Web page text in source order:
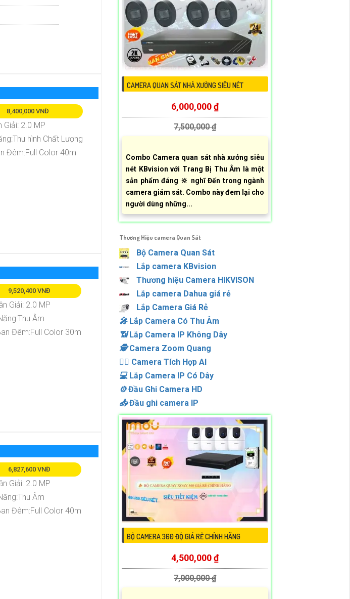
8,400,000 VNĐ
Giải: 2.0 MP
hình Chất Lượng
Đêm:Full Color 40m
9,520,400 VNĐ
Giải: 2.0 MP
Âm
Đêm:Full Color 30m
6,827,600 VNĐ
Giải: 2.0 MP
Âm
Đêm:Full Color 40m
CAMERA QUAN SÁT NHÀ XƯỞNG SIÊU NÉT
6,000,000 ₫
7,500,000 ₫
Combo Camera quan sát nhà xưởng siêu
nét KBvision với Trang Bị Thu Âm là một
sản phẩm đáng 🔆 nghĩ Đến trong ngành
camera giám sát. Combo này đem lại cho
người dùng những...
Thương Hiệu camera Quan Sát
Bộ Camera Quan Sát
Lắp camera KBvision
Thương hiệu Camera HIKVISON
Lắp camera Dahua giá rẻ
Lắp Camera Giá Rẻ
️🎤️ Lắp Camera Có Thu Âm
📶 Lắp Camera IP Không Dây
🕵️Camera Zoom Quang
🧛‍♀️ Camera Tích Hợp AI
💻Lắp Camera IP Có Dây
⚙️Đầu Ghi Camera HD
📥Đầu ghi camera IP
BỘ CAMERA 360 ĐỘ GIÁ RẺ CHÍNH HÃNG
4,500,000 ₫
7,000,000 ₫